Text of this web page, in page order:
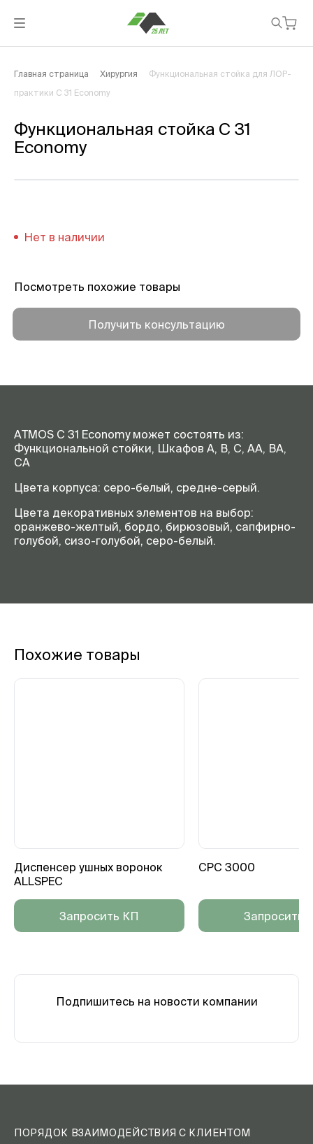
Главная страница Хирургия Функциональная стойка для ЛОР-
практики C 31 Economy
Функциональная стойка C 31
Economy
Нет в наличии
Посмотреть похожие товары
Получить консультацию
ATMOS C 31 Economy может состоять из:
Функциональной стойки, Шкафов А, В, С, АА, ВА,
СА
Цвета корпуса: серо-белый, средне-серый.
Цвета декоративных элементов на выбор:
оранжево-желтый, бордо, бирюзовый, сапфирно-
голубой, сизо-голубой, серо-белый.
Похожие товары
Диспенсер ушных воронок
ALLSPEC
Запросить КП
CPC 3000
Запросить
Подпишитесь на новости компании
ПОРЯДОК ВЗАИМОДЕЙСТВИЯ С КЛИЕНТОМ